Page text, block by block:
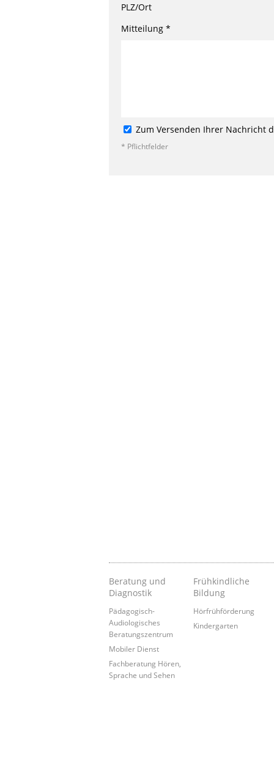
PLZ/Ort
Mitteilung *
Zum Versenden Ihrer Nachricht
* Pflichtfelder
Beratung und
Diagnostik
Pädagogisch-
Audiologisches
Beratungszentrum
Mobiler Dienst
Fachberatung Hören,
Sprache und Sehen
Frühkindliche
Bildung
Hörfrühförderung
Kindergarten